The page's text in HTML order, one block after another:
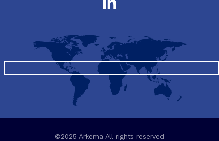
©2025 Arkema All rights reserved